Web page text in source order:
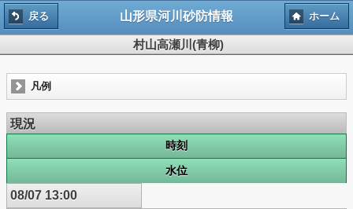
戻る 山形県河川砂防情報 ホーム
村山高瀬川(青柳)
凡例
現況
時刻
水位
08/07 13:00